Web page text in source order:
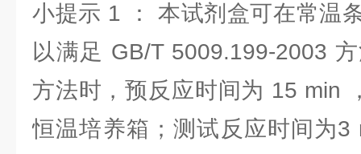
小提示 1 ： 本试剂盒可在常温
以满足 GB/T 5009.199-2003
方法时，预反应时间为 15 min
恒温培养箱；测试反应时间为3